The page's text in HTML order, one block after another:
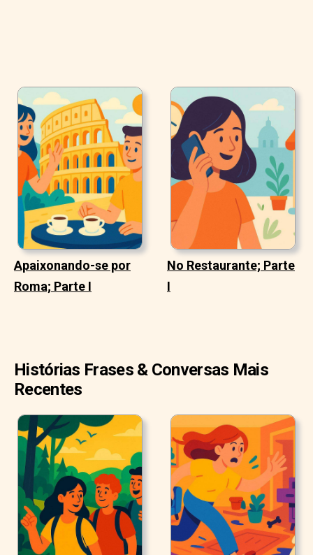
Apaixonando-se por
Roma; Parte I
No Restaurante; Parte
I
Histórias Frases & Conversas Mais
Recentes